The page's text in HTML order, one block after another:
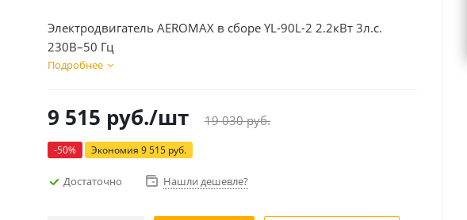
Электродвигатель AEROMAX в сборе YL-90L-2 2.2кВт 3л.с.
230В–50 Гц
Подробнее
9 515 руб./шт 19 030руб.
-50% Экономия 9 515 руб.
Достаточно Нашли дешевле?